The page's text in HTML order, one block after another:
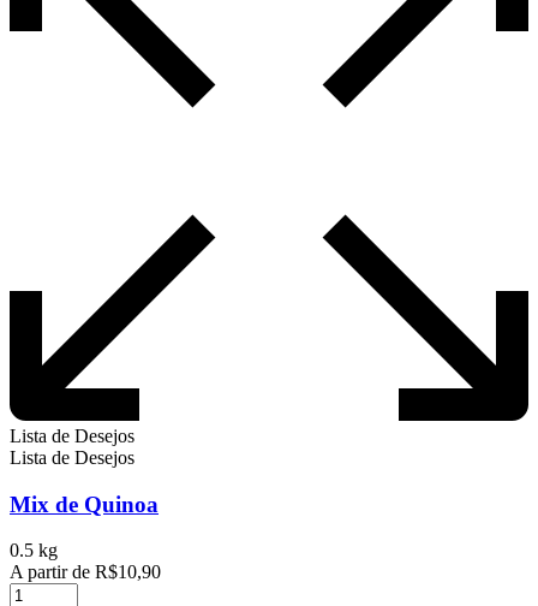
escolhidas
página
Lista de Desejos
Lista de Desejos
Mix de Quinoa
0.5 kg
A partir de R$10,90